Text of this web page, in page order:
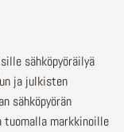
sähköpyöräilyä
ja julkisten
sähköpyörän
markkinoille